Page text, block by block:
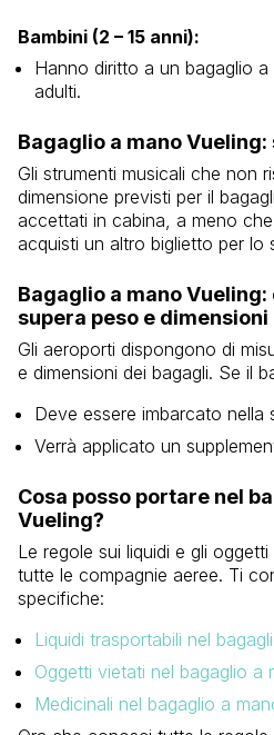
Bambini (2 – 15 anni):
Hanno diritto a un bagaglio
adulti.
Bagaglio a mano
Gli strumenti musicali che non
dimensione previsti per il
accettati in cabina, a meno
acquisti un altro biglietto per lo
Bagaglio a mano
supera peso e dimensioni
Gli aeroporti dispongono di
e dimensioni dei bagagli. Se il
Deve essere imbarcato nella
Verrà applicato un
Cosa posso portare nel
Vueling?
Le regole sui liquidi e gli
tutte le compagnie aeree. Ti
specifiche:
Liquidi trasportabili nel
Oggetti vietati nel bagaglio a
Medicinali nel bagaglio a